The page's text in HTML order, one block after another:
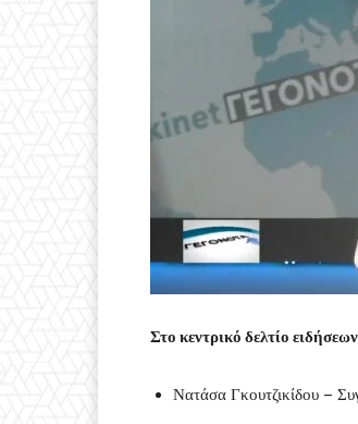
Στο κεντρικό δελτίο
Νατάσα Γκουτζικίδου –